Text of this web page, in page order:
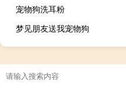
宠物狗洗耳粉
梦见朋友送我宠物狗